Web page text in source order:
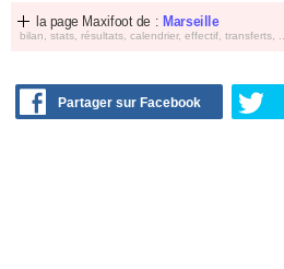
la page Maxifoot de : Marseille
bilan, stats, résultats, calendrier, effectif, transferts, ...
Partager sur Facebook